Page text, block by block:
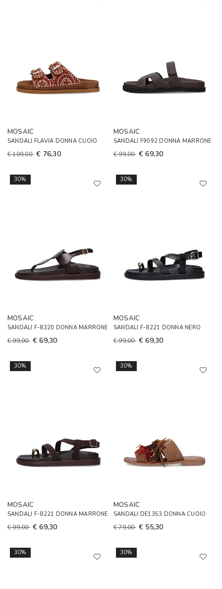
MOSAIC
SANDALI FLAVIA DONNA CUOIO
€ 109,00 € 76,30
MOSAIC
SANDALI F9092 DONNA MARRONE
€ 99,00 € 69,30
30%
MOSAIC
SANDALI F-8320 DONNA MARRONE
€ 99,00 € 69,30
30%
MOSAIC
SANDALI F-8221 DONNA NERO
€ 99,00 € 69,30
30%
MOSAIC
SANDALI F-8221 DONNA MARRONE
€ 99,00 € 69,30
30%
MOSAIC
SANDALI DE1353 DONNA CUOIO
€ 79,00 € 55,30
30% 30%